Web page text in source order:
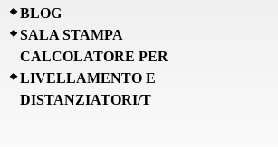
BLOG
SALA STAMPA
CALCOLATORE PER
LIVELLAMENTO E
DISTANZIATORI/T